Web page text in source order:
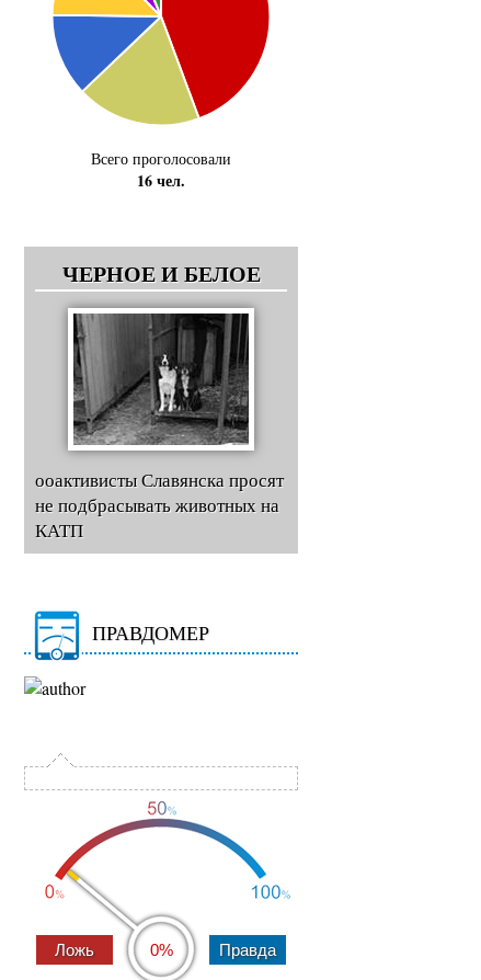
Всего проголосовали
16 чел.
ЧЕРНОЕ И БЕЛОЕ
ооактивисты Славянска просят
не подбрасывать животных на
КАТП
ПРАВДОМЕР
0%